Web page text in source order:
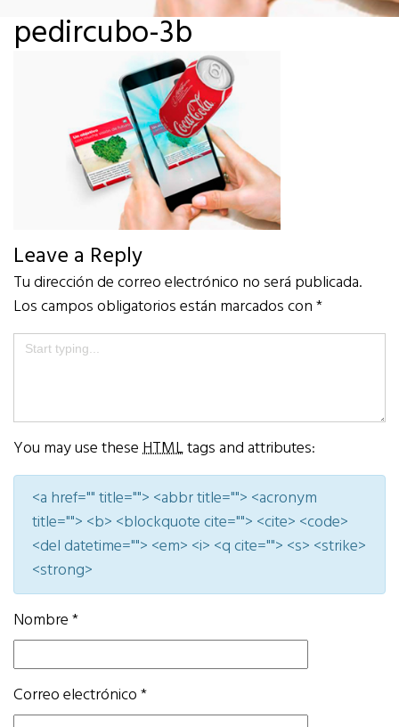
pedircubo-3b
Leave a Reply
Tu dirección de correo electrónico no será publicada.
Los campos obligatorios están marcados con*
You may use theseHTMLtags and attributes:
<a href="" title=""> <abbr title=""> <acronym
title=""> <b> <blockquote cite=""> <cite> <code>
<del datetime=""> <em> <i> <q cite=""> <s> <strike>
<strong>
Nombre*
Correo electrónico*